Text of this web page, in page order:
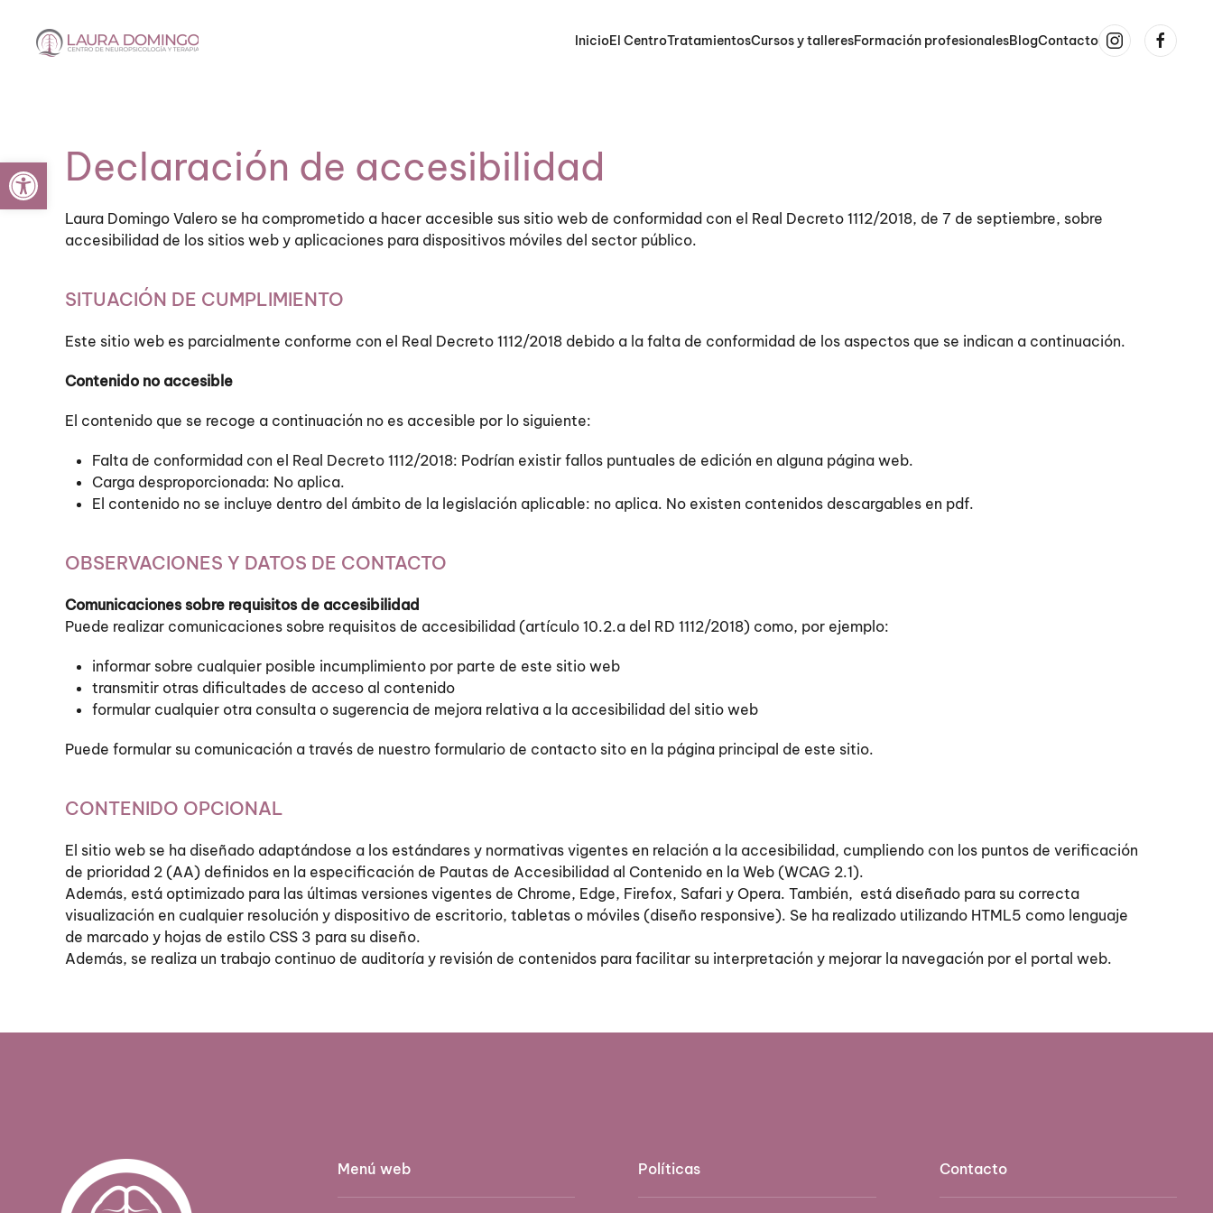
Abrir barra de herramientas
Ir al contenido principal
InicioEl CentroTratamientosCursos y talleresFormación profesionalesBlogContacto
Declaración de accesibilidad
Laura Domingo Valero se ha comprometido a hacer accesible sus sitio web de conformidad con el Real Decreto 1112/2018, de 7 de septiembre, sobre
accesibilidad de los sitios web y aplicaciones para dispositivos móviles del sector público.
SITUACIÓN DE CUMPLIMIENTO
Este sitio web es parcialmente conforme con el Real Decreto 1112/2018 debido a la falta de conformidad de los aspectos que se indican a continuación.
Contenido no accesible
El contenido que se recoge a continuación no es accesible por lo siguiente:
Falta de conformidad con el Real Decreto 1112/2018: Podrían existir fallos puntuales de edición en alguna página web.
Carga desproporcionada: No aplica.
El contenido no se incluye dentro del ámbito de la legislación aplicable: no aplica. No existen contenidos descargables en pdf.
OBSERVACIONES Y DATOS DE CONTACTO
Comunicaciones sobre requisitos de accesibilidad
Puede realizar comunicaciones sobre requisitos de accesibilidad (artículo 10.2.a del RD 1112/2018) como, por ejemplo:
informar sobre cualquier posible incumplimiento por parte de este sitio web
transmitir otras dificultades de acceso al contenido
formular cualquier otra consulta o sugerencia de mejora relativa a la accesibilidad del sitio web
Puede formular su comunicación a través de nuestro formulario de contacto sito en la página principal de este sitio.
CONTENIDO OPCIONAL
El sitio web se ha diseñado adaptándose a los estándares y normativas vigentes en relación a la accesibilidad, cumpliendo con los puntos de verificación
de prioridad 2 (AA) definidos en la especificación de Pautas de Accesibilidad al Contenido en la Web (WCAG 2.1).
Además, está optimizado para las últimas versiones vigentes de Chrome, Edge, Firefox, Safari y Opera. También, está diseñado para su correcta
visualización en cualquier resolución y dispositivo de escritorio, tabletas o móviles (diseño responsive). Se ha realizado utilizando HTML5 como lenguaje
de marcado y hojas de estilo CSS 3 para su diseño.
Además, se realiza un trabajo continuo de auditoría y revisión de contenidos para facilitar su interpretación y mejorar la navegación por el portal web.
Menú web Políticas Contacto